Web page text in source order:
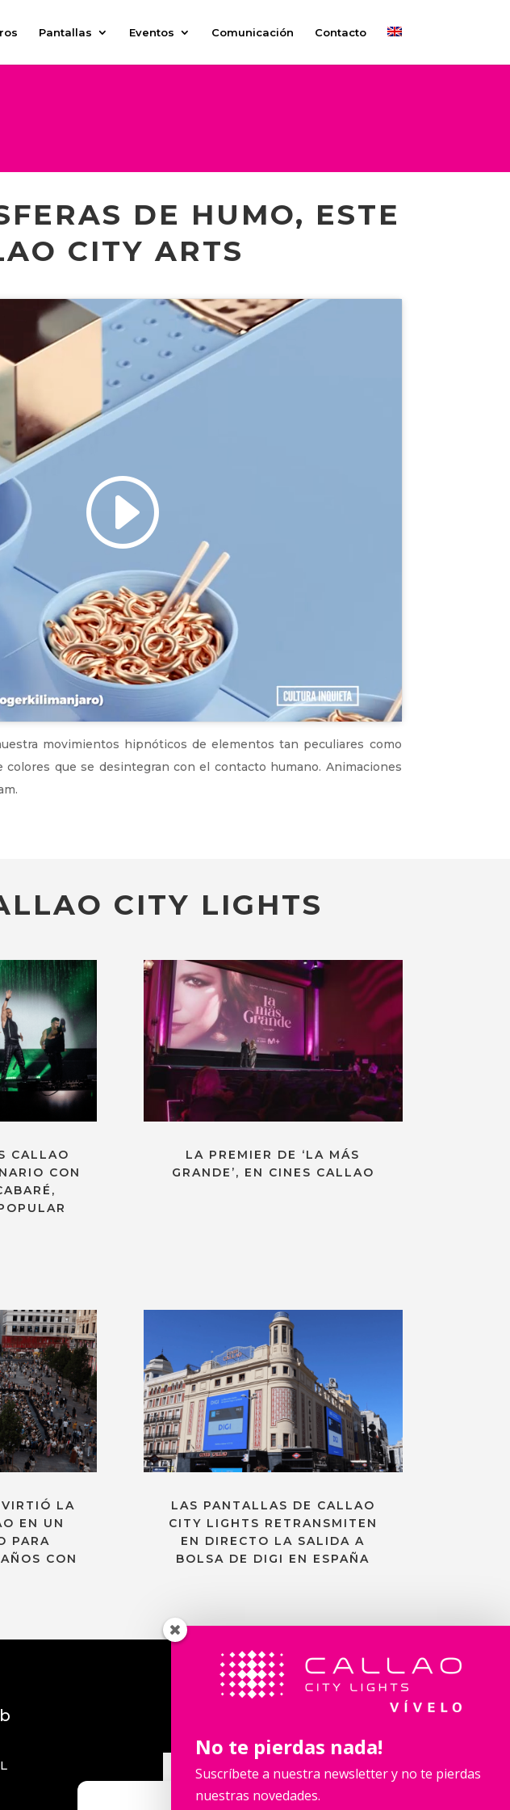
Pantallas Eventos Comunicación Contacto
DE HUMO, ESTE
CITY ARTS
Haz clic para aceptar cookies de
marketing y permitir este contenido
movimientos hipnóticos de elementos tan peculiares como
que se desintegran con el contacto humano. Animaciones
CITY LIGHTS
CALLAO
CON
LA PREMIER DE ‘LA MÁS
GRANDE’, EN CINES CALLAO
LA
EN UN
PARA
CON
LAS PANTALLAS DE CALLAO
CITY LIGHTS RETRANSMITEN
EN DIRECTO LA SALIDA A
BOLSA DE DIGI EN ESPAÑA
Calle Fuencarral, 123. 2º 28010 Madrid,
No te pierdas nada!
Suscríbete a nuestra newsletter y no te pierdas
nuestras novedades.